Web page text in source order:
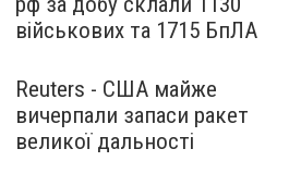
військових та 1715 БпЛА
Reuters - США майже
вичерпали запаси ракет
великої дальності